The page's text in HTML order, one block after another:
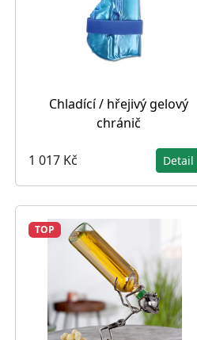
Chladící / hřejivý gelový
chránič
1 017 Kč Detail
TOP